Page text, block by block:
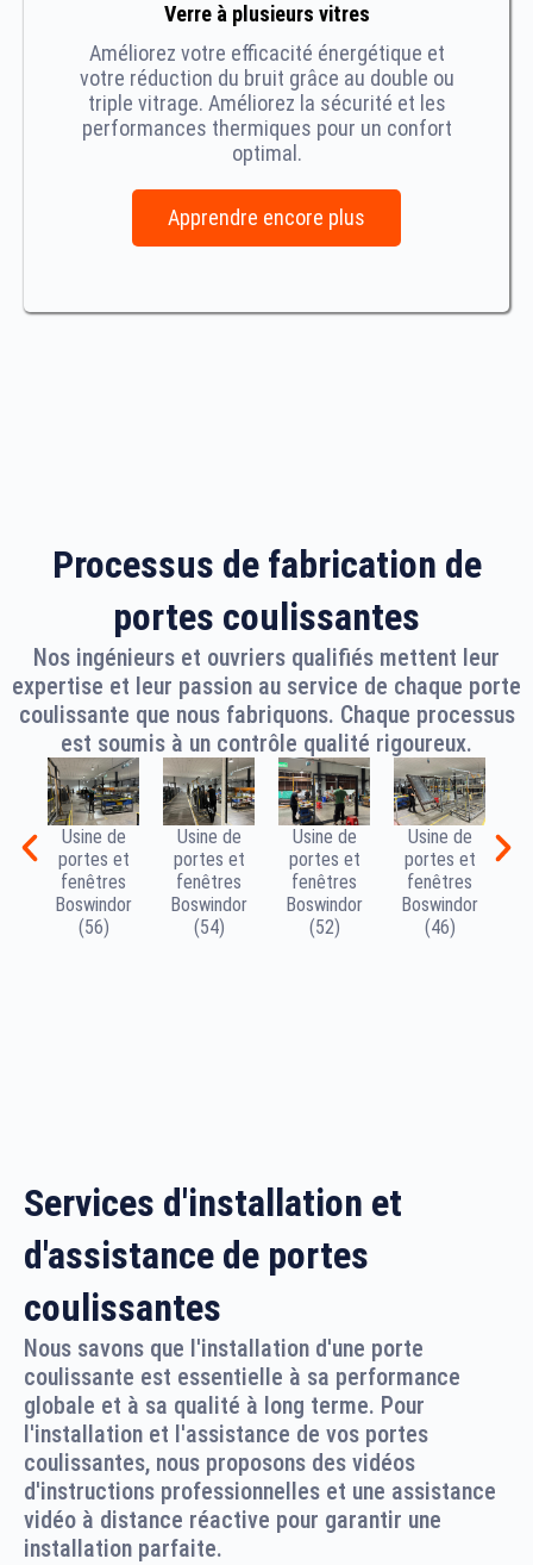
Verre à plusieurs vitres
Améliorez votre efficacité énergétique et
votre réduction du bruit grâce au double ou
triple vitrage. Améliorez la sécurité et les
performances thermiques pour un confort
optimal.
Apprendre encore plus
Processus de fabrication de
portes coulissantes
Nos ingénieurs et ouvriers qualifiés mettent leur
expertise et leur passion au service de chaque porte
coulissante que nous fabriquons. Chaque processus
est soumis à un contrôle qualité rigoureux.
Usine de
portes et
fenêtres
Boswindor
(56)
Usine de
portes et
fenêtres
Boswindor
(54)
Usine de
portes et
fenêtres
Boswindor
(52)
Usine de
portes et
fenêtres
Boswindor
(46)
Services d'installation et
d'assistance de portes
coulissantes
Nous savons que l'installation d'une porte
coulissante est essentielle à sa performance
globale et à sa qualité à long terme. Pour
l'installation et l'assistance de vos portes
coulissantes, nous proposons des vidéos
d'instructions professionnelles et une assistance
vidéo à distance réactive pour garantir une
installation parfaite.